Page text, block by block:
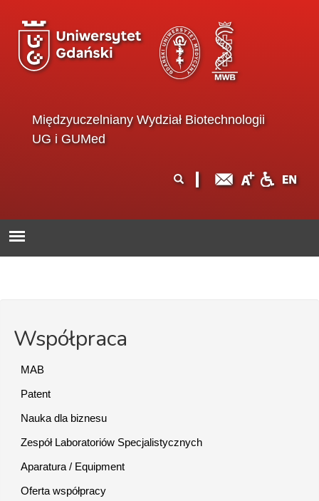
Międzyuczelniany Wydział Biotechnologii
UG i GUMed
wyszukiwania
Współpraca
MAB
Patent
Nauka dla biznesu
Zespół Laboratoriów Specjalistycznych
Aparatura / Equipment
Oferta współpracy